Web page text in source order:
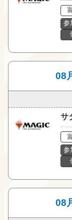
参
08
サ
参
08